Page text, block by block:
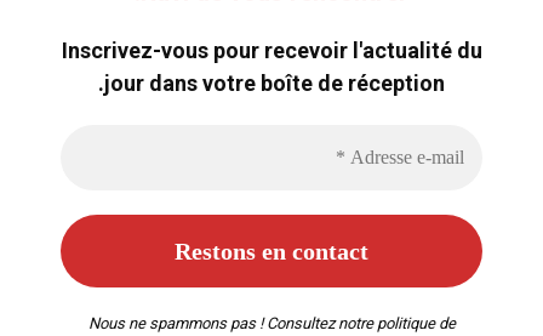
Inscrivez-vous pour recevoir l'actualité du
jour dans votre boîte de réception.
Nous ne spammons pas ! Consultez notre politique de